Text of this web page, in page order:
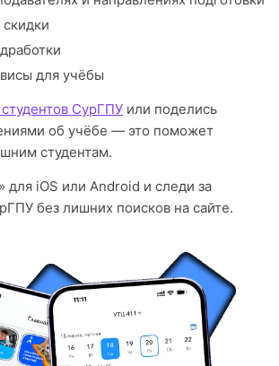
для учёбы
СурГПУ или поделись
об учёбе — это поможет
студентам.
для iOS или Android и следи за
без лишних поисков на сайте.